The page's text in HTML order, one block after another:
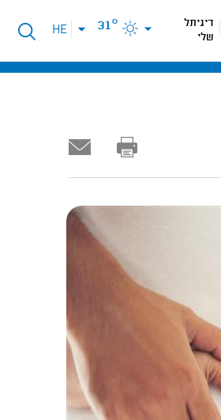
דיגיתל
שלי
31°
פתיחת
תפריט
HE